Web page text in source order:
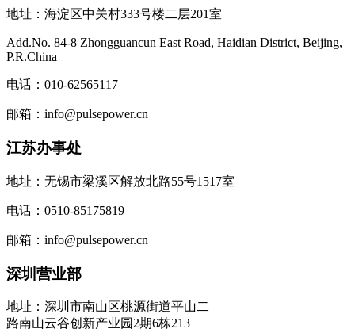
地址：海淀区中关村333号楼二层201室
Add.No. 84-8 Zhongguancun East Road, Haidian District, Beijing,
P.R.China
电话：010-62565117
邮箱：info@pulsepower.cn
江苏办事处
地址：无锡市梁溪区解放北路55号1517室
电话：0510-85175819
邮箱：info@pulsepower.cn
深圳营业部
地址：深圳市南山区桃源街道平山二
路南山云谷创新产业园2期6栋213